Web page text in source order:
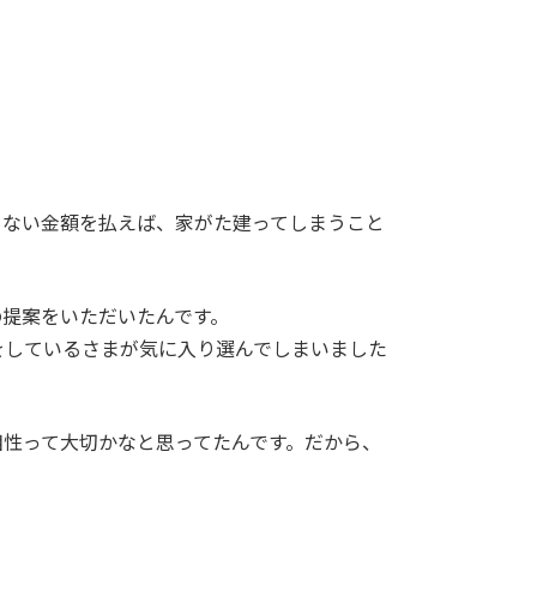
い金額を払えば、家がた建ってしまうこと
案をいただいたんです。
ているさまが気に入り選んでしまいました
て大切かなと思ってたんです。だから、